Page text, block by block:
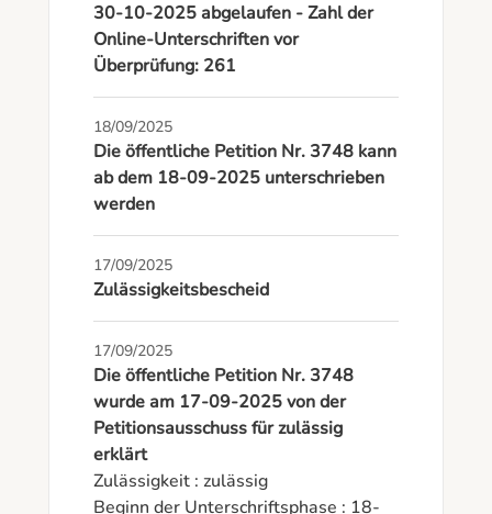
30-10-2025 abgelaufen - Zahl der
Online-Unterschriften vor
Überprüfung: 261
18/09/2025
Die öffentliche Petition Nr. 3748 kann
ab dem 18-09-2025 unterschrieben
werden
17/09/2025
Zulässigkeitsbescheid
17/09/2025
Die öffentliche Petition Nr. 3748
wurde am 17-09-2025 von der
Petitionsausschuss für zulässig
erklärt
Zulässigkeit : zulässig
Beginn der Unterschriftsphase : 18-